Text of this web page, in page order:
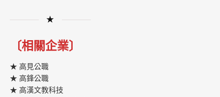
★
〔相關企業〕
★ 高見公職
★ 高鋒公職
★ 高漢文教科技